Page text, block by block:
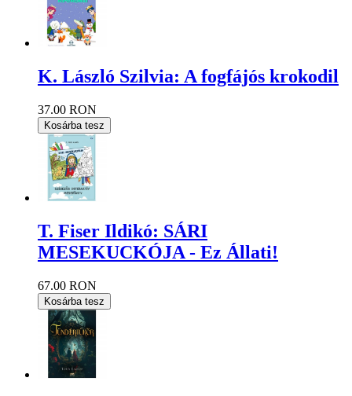
K. László Szilvia: A fogfájós krokodil
37.00 RON
Kosárba tesz
T. Fiser Ildikó: SÁRI
MESEKUCKÓJA - Ez Állati!
67.00 RON
Kosárba tesz